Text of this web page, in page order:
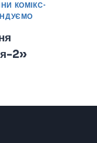
КОМІКС-
2»